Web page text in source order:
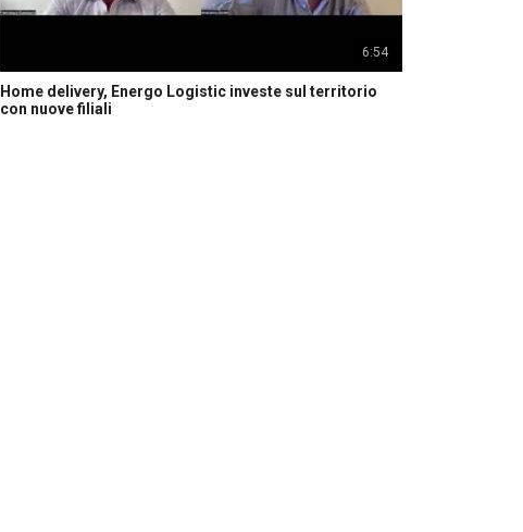
6:54
Home delivery, Energo Logistic investe sul territorio
con nuove filiali